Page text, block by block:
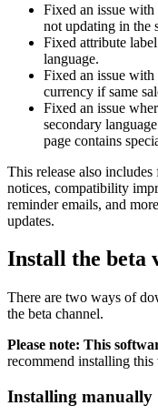
Fixed an issue
not updating in the
Fixed attribute
language.
Fixed an issue with
currency if same
Fixed an issue
secondary
page contains
This release also
notices, compatibility
reminder emails, and
updates.
Install the beta
There are two ways of
the beta channel.
Please note: This
recommend installing
Installing manually